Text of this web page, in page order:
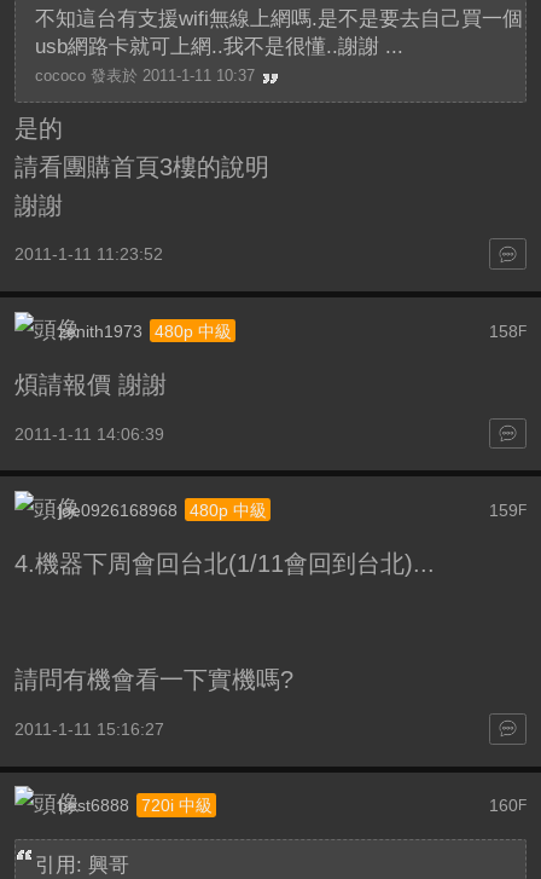
不知這台有支援wifi無線上網嗎.是不是要去自己買一個
usb網路卡就可上網..我不是很懂..謝謝 ...
cococo 發表於 2011-1-11 10:37
是的
請看團購首頁3樓的說明
謝謝
2011-1-11 11:23:52
158 F
zenith1973 480p 中級
煩請報價 謝謝
2011-1-11 14:06:39
159 F
joe0926168968 480p 中級
4.機器下周會回台北(1/11會回到台北)...
請問有機會看一下實機嗎?
2011-1-11 15:16:27
160F
best6888 720i 中級
引用: 興哥